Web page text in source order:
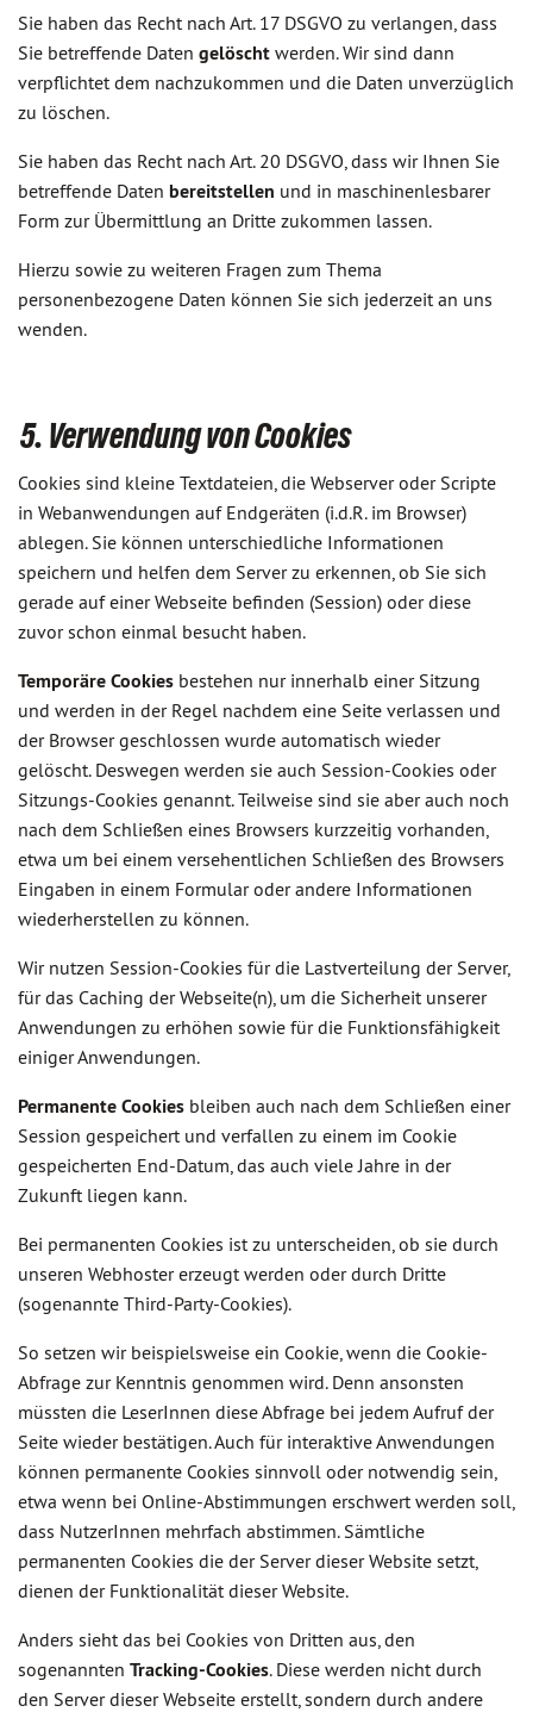
Sie haben das Recht nach Art. 17 DSGVO zu verlangen, dass
Sie betreffende Daten gelöscht werden. Wir sind dann
verpflichtet dem nachzukommen und die Daten unverzüglich
zu löschen.
Sie haben das Recht nach Art. 20 DSGVO, dass wir Ihnen Sie
betreffende Daten bereitstellen und in maschinenlesbarer
Form zur Übermittlung an Dritte zukommen lassen.
Hierzu sowie zu weiteren Fragen zum Thema
personenbezogene Daten können Sie sich jederzeit an uns
wenden.
5. Verwendung von Cookies
Cookies sind kleine Textdateien, die Webserver oder Scripte
in Webanwendungen auf Endgeräten (i.d.R. im Browser)
ablegen. Sie können unterschiedliche Informationen
speichern und helfen dem Server zu erkennen, ob Sie sich
gerade auf einer Webseite befinden (Session) oder diese
zuvor schon einmal besucht haben.
Temporäre Cookies bestehen nur innerhalb einer Sitzung
und werden in der Regel nachdem eine Seite verlassen und
der Browser geschlossen wurde automatisch wieder
gelöscht. Deswegen werden sie auch Session-Cookies oder
Sitzungs-Cookies genannt. Teilweise sind sie aber auch noch
nach dem Schließen eines Browsers kurzzeitig vorhanden,
etwa um bei einem versehentlichen Schließen des Browsers
Eingaben in einem Formular oder andere Informationen
wiederherstellen zu können.
Wir nutzen Session-Cookies für die Lastverteilung der Server,
für das Caching der Webseite(n), um die Sicherheit unserer
Anwendungen zu erhöhen sowie für die Funktionsfähigkeit
einiger Anwendungen.
Permanente Cookies bleiben auch nach dem Schließen einer
Session gespeichert und verfallen zu einem im Cookie
gespeicherten End-Datum, das auch viele Jahre in der
Zukunft liegen kann.
Bei permanenten Cookies ist zu unterscheiden, ob sie durch
unseren Webhoster erzeugt werden oder durch Dritte
(sogenannte Third-Party-Cookies).
So setzen wir beispielsweise ein Cookie, wenn die Cookie-
Abfrage zur Kenntnis genommen wird. Denn ansonsten
müssten die LeserInnen diese Abfrage bei jedem Aufruf der
Seite wieder bestätigen. Auch für interaktive Anwendungen
können permanente Cookies sinnvoll oder notwendig sein,
etwa wenn bei Online-Abstimmungen erschwert werden soll,
dass NutzerInnen mehrfach abstimmen. Sämtliche
permanenten Cookies die der Server dieser Website setzt,
dienen der Funktionalität dieser Website.
Anders sieht das bei Cookies von Dritten aus, den
sogenannten Tracking-Cookies. Diese werden nicht durch
den Server dieser Webseite erstellt, sondern durch andere